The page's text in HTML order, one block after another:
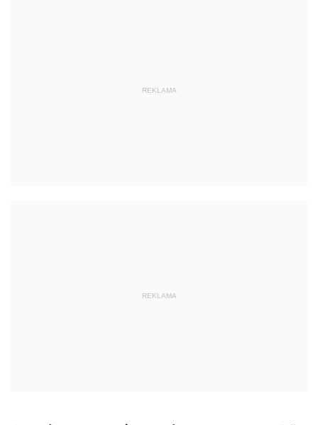
REKLAMA
REKLAMA